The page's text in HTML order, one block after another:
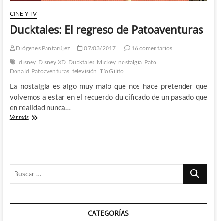
CINE Y TV
Ducktales: El regreso de Patoaventuras
Diógenes Pantarújez 07/03/2017
16 comentarios
disney Disney XD Ducktales Mickey nostalgia Pato
Donald Patoaventuras televisión Tío Gilito
La nostalgia es algo muy malo que nos hace pretender que
volvemos a estar en el recuerdo dulcificado de un pasado que
en realidad nunca…
Ver másDucktales:
Buscar
CATEGORÍAS